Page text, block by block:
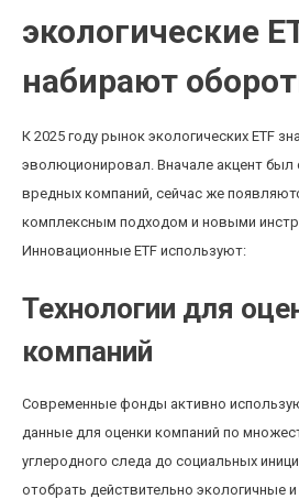
экологические
набирают
К 2025 году рынок экологических ETF
эволюционировал. Вначале акцент был
вредных компаний, сейчас же
комплексным подходом и новыми
Инновационные ETF используют:
Технологии для
компаний
Современные фонды активно
данные для оценки компаний по
углеродного следа до социальных
отобрать действительно экологичные